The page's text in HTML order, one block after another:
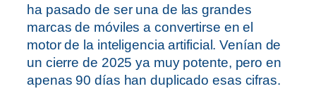
ha pasado de ser una de las grandes
marcas de móviles a convertirse en el
motor de la inteligencia artificial. Venían de
un cierre de 2025 ya muy potente, pero en
apenas 90 días han duplicado esas cifras.